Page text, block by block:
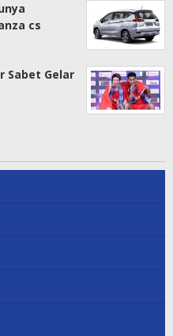
cs
Sabet Gelar